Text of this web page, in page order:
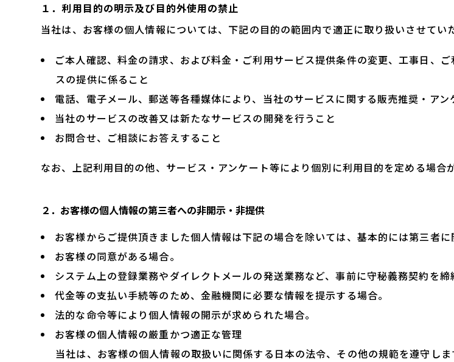
１．利用目的の明示及び目的外使用の禁止
当社は、お客様の個人情報については、下記の目的の範囲内で適正に取り扱いさせていた
ご本人確認、料金の請求、および料金・ご利用サービス提供条件の変更、工事日、
スの提供に係ること
電話、電子メール、郵送等各種媒体により、当社のサービスに関する販売推奨・ア
当社のサービスの改善又は新たなサービスの開発を行うこと
お問合せ、ご相談にお答えすること
なお、上記利用目的の他、サービス・アンケート等により個別に利用目的を定める場合が
２．お客様の個人情報の第三者への非開示・非提供
お客様からご提供頂きました個人情報は下記の場合を除いては、基本的には第三者に
お客様の同意がある場合。
システム上の登録業務やダイレクトメールの発送業務など、事前に守秘義務契約を締
代金等の支払い手続等のため、金融機関に必要な情報を提示する場合。
法的な命令等により個人情報の開示が求められた場合。
お客様の個人情報の厳重かつ適正な管理
当社は、お客様の個人情報の取扱いに関係する日本の法令、その他の規範を遵守し